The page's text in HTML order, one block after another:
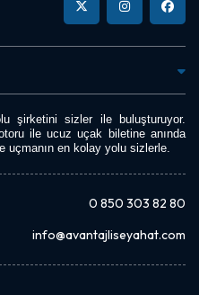
şirketini sizler ile buluşturuyor.
ile ucuz uçak biletine anında
uçmanın en kolay yolu sizlerle.
0 850 303 82 80
info@avantajliseyahat.com